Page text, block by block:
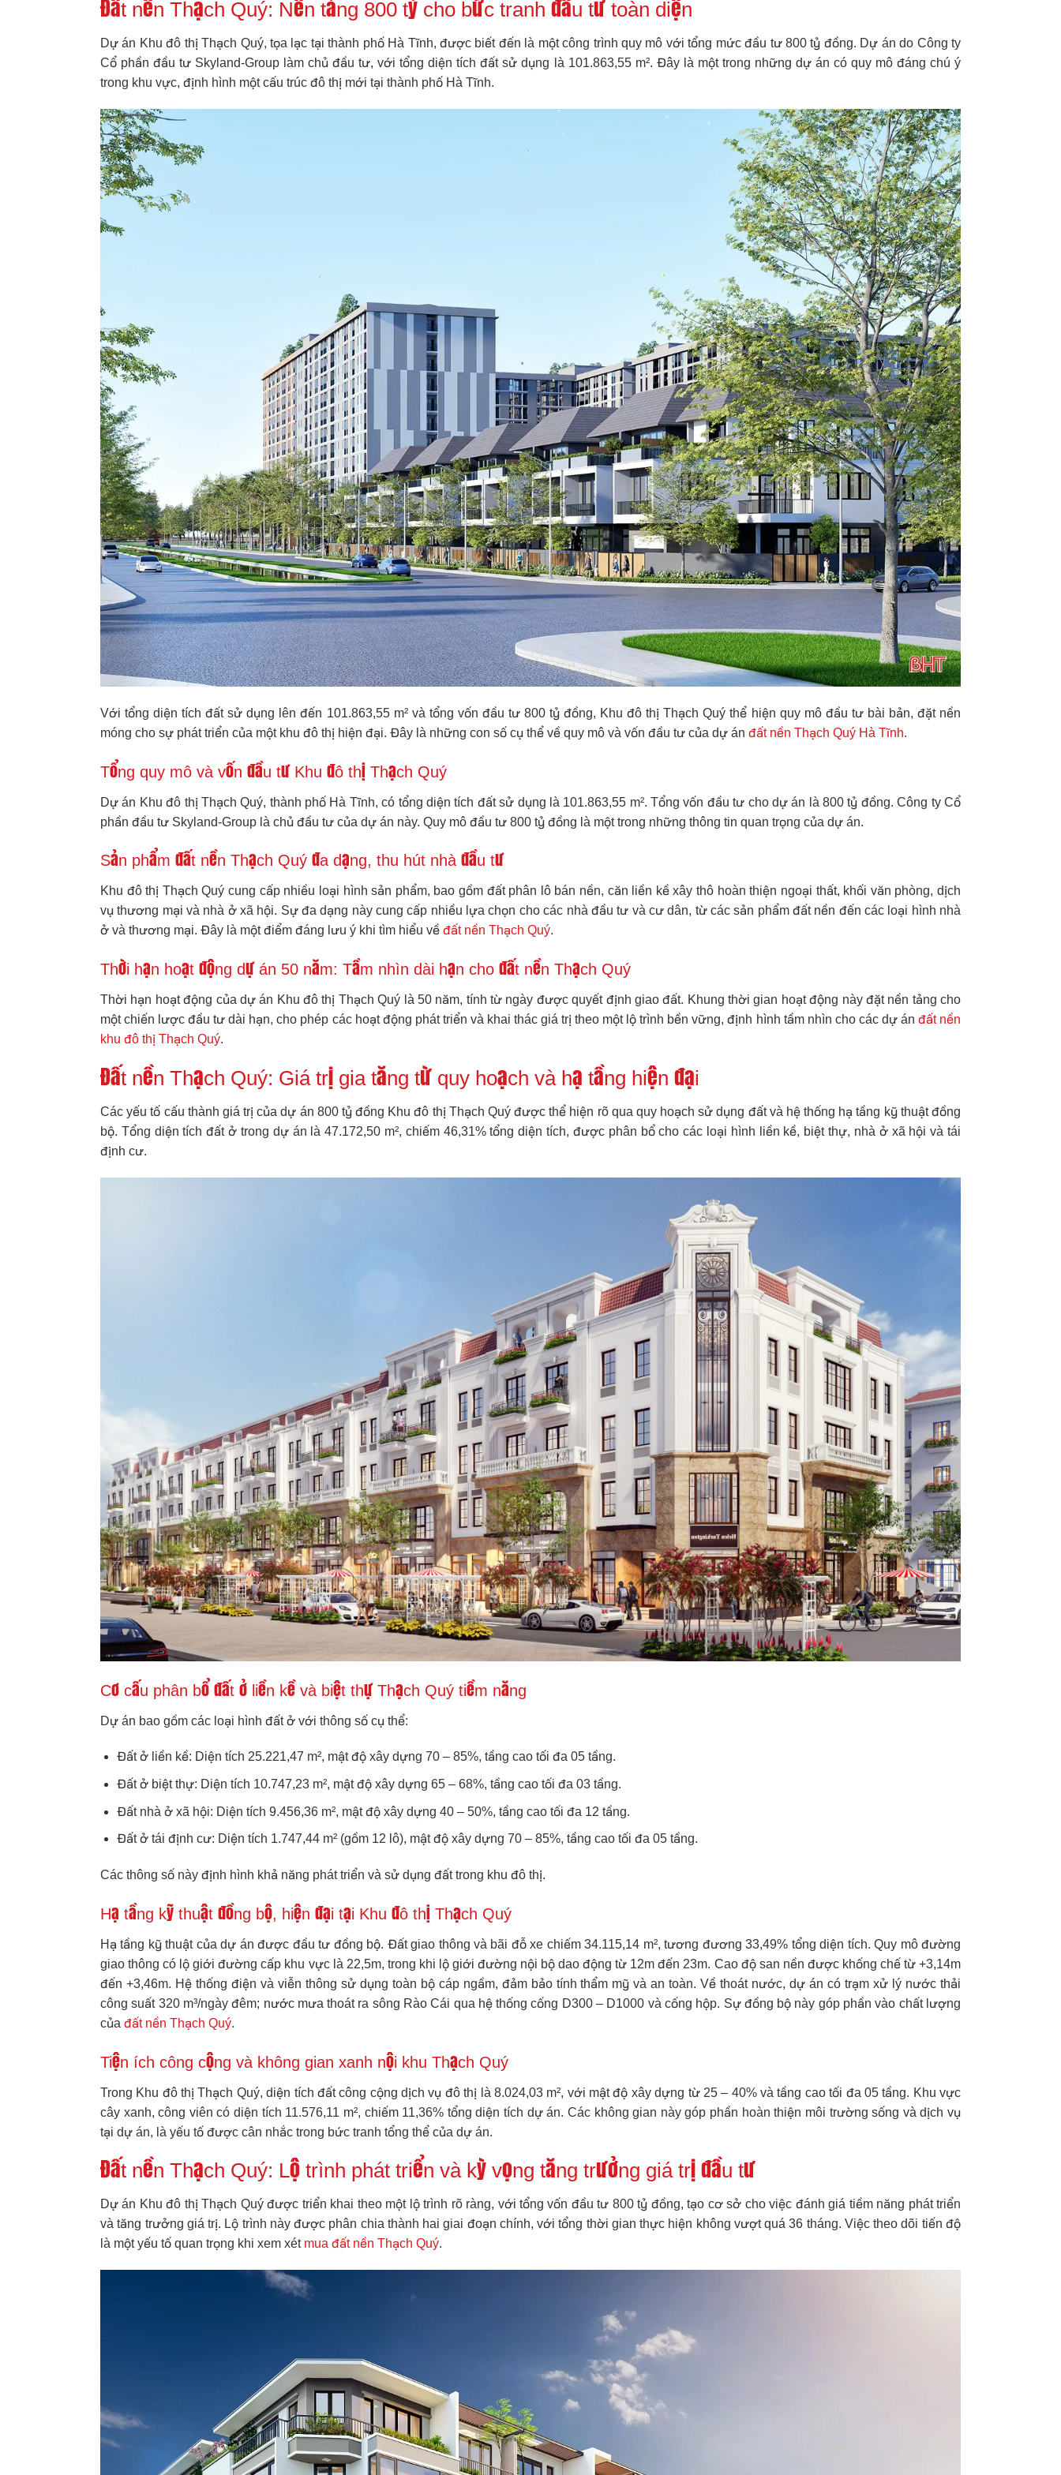
Đất nền Thạch Quý: Nền tảng 800 tỷ cho bức tranh đầu tư toàn diện
Dự án Khu đô thị Thạch Quý, tọa lạc tại thành phố Hà Tĩnh, được biết đến là một công trình quy mô với tổng mức đầu tư 800 tỷ đồng. Dự án do Công ty
Cổ phần đầu tư Skyland-Group làm chủ đầu tư, với tổng diện tích đất sử dụng là 101.863,55 m². Đây là một trong những dự án có quy mô đáng chú ý
trong khu vực, định hình một cấu trúc đô thị mới tại thành phố Hà Tĩnh.
Với tổng diện tích đất sử dụng lên đến 101.863,55 m² và tổng vốn đầu tư 800 tỷ đồng, Khu đô thị Thạch Quý thể hiện quy mô đầu tư bài bản, đặt nền
móng cho sự phát triển của một khu đô thị hiện đại. Đây là những con số cụ thể về quy mô và vốn đầu tư của dự án đất nền Thạch Quý Hà Tĩnh.
Tổng quy mô và vốn đầu tư Khu đô thị Thạch Quý
Dự án Khu đô thị Thạch Quý, thành phố Hà Tĩnh, có tổng diện tích đất sử dụng là 101.863,55 m². Tổng vốn đầu tư cho dự án là 800 tỷ đồng. Công ty Cổ
phần đầu tư Skyland-Group là chủ đầu tư của dự án này. Quy mô đầu tư 800 tỷ đồng là một trong những thông tin quan trọng của dự án.
Sản phẩm đất nền Thạch Quý đa dạng, thu hút nhà đầu tư
Khu đô thị Thạch Quý cung cấp nhiều loại hình sản phẩm, bao gồm đất phân lô bán nền, căn liền kề xây thô hoàn thiện ngoại thất, khối văn phòng, dịch
vụ thương mại và nhà ở xã hội. Sự đa dạng này cung cấp nhiều lựa chọn cho các nhà đầu tư và cư dân, từ các sản phẩm đất nền đến các loại hình nhà
ở và thương mại. Đây là một điểm đáng lưu ý khi tìm hiểu về đất nền Thạch Quý.
Thời hạn hoạt động dự án 50 năm: Tầm nhìn dài hạn cho đất nền Thạch Quý
Thời hạn hoạt động của dự án Khu đô thị Thạch Quý là 50 năm, tính từ ngày được quyết định giao đất. Khung thời gian hoạt động này đặt nền tảng cho
một chiến lược đầu tư dài hạn, cho phép các hoạt động phát triển và khai thác giá trị theo một lộ trình bền vững, định hình tầm nhìn cho các dự án đất nền
khu đô thị Thạch Quý.
Đất nền Thạch Quý: Giá trị gia tăng từ quy hoạch và hạ tầng hiện đại
Các yếu tố cấu thành giá trị của dự án 800 tỷ đồng Khu đô thị Thạch Quý được thể hiện rõ qua quy hoạch sử dụng đất và hệ thống hạ tầng kỹ thuật đồng
bộ. Tổng diện tích đất ở trong dự án là 47.172,50 m², chiếm 46,31% tổng diện tích, được phân bổ cho các loại hình liền kề, biệt thự, nhà ở xã hội và tái
định cư.
Cơ cấu phân bổ đất ở liền kề và biệt thự Thạch Quý tiềm năng
Dự án bao gồm các loại hình đất ở với thông số cụ thể:
Đất ở liền kề: Diện tích 25.221,47 m², mật độ xây dựng 70 – 85%, tầng cao tối đa 05 tầng.
Đất ở biệt thự: Diện tích 10.747,23 m², mật độ xây dựng 65 – 68%, tầng cao tối đa 03 tầng.
Đất nhà ở xã hội: Diện tích 9.456,36 m², mật độ xây dựng 40 – 50%, tầng cao tối đa 12 tầng.
Đất ở tái định cư: Diện tích 1.747,44 m² (gồm 12 lô), mật độ xây dựng 70 – 85%, tầng cao tối đa 05 tầng.
Các thông số này định hình khả năng phát triển và sử dụng đất trong khu đô thị.
Hạ tầng kỹ thuật đồng bộ, hiện đại tại Khu đô thị Thạch Quý
Hạ tầng kỹ thuật của dự án được đầu tư đồng bộ. Đất giao thông và bãi đỗ xe chiếm 34.115,14 m², tương đương 33,49% tổng diện tích. Quy mô đường
giao thông có lộ giới đường cấp khu vực là 22,5m, trong khi lộ giới đường nội bộ dao động từ 12m đến 23m. Cao độ san nền được khống chế từ +3,14m
đến +3,46m. Hệ thống điện và viễn thông sử dụng toàn bộ cáp ngầm, đảm bảo tính thẩm mỹ và an toàn. Về thoát nước, dự án có trạm xử lý nước thải
công suất 320 m³/ngày đêm; nước mưa thoát ra sông Rào Cái qua hệ thống cống D300 – D1000 và cống hộp. Sự đồng bộ này góp phần vào chất lượng
của đất nền Thạch Quý.
Tiện ích công cộng và không gian xanh nội khu Thạch Quý
Trong Khu đô thị Thạch Quý, diện tích đất công cộng dịch vụ đô thị là 8.024,03 m², với mật độ xây dựng từ 25 – 40% và tầng cao tối đa 05 tầng. Khu vực
cây xanh, công viên có diện tích 11.576,11 m², chiếm 11,36% tổng diện tích dự án. Các không gian này góp phần hoàn thiện môi trường sống và dịch vụ
tại dự án, là yếu tố được cân nhắc trong bức tranh tổng thể của dự án.
Đất nền Thạch Quý: Lộ trình phát triển và kỳ vọng tăng trưởng giá trị đầu tư
Dự án Khu đô thị Thạch Quý được triển khai theo một lộ trình rõ ràng, với tổng vốn đầu tư 800 tỷ đồng, tạo cơ sở cho việc đánh giá tiềm năng phát triển
và tăng trưởng giá trị. Lộ trình này được phân chia thành hai giai đoạn chính, với tổng thời gian thực hiện không vượt quá 36 tháng. Việc theo dõi tiến độ
là một yếu tố quan trọng khi xem xét mua đất nền Thạch Quý.